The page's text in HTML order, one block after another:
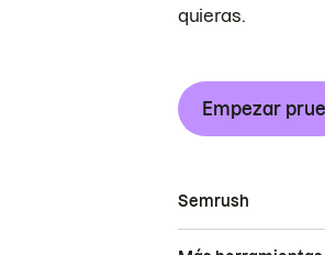
quieras.
Empezar
Semrush